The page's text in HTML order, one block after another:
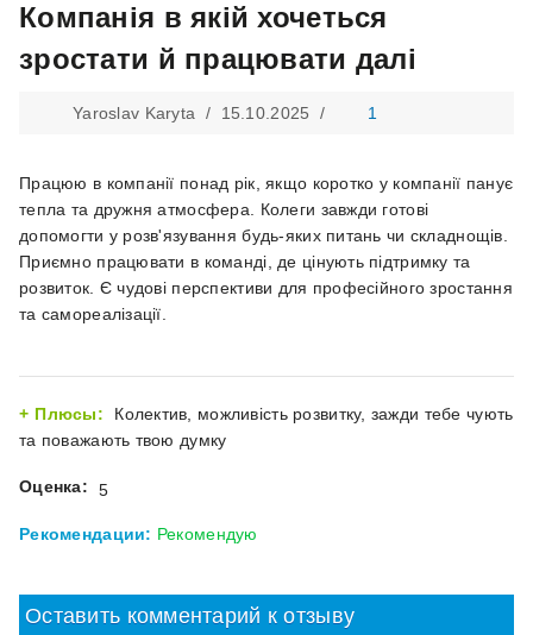
Компанія в якій хочеться
зростати й працювати далі
Yaroslav Karyta / 15.10.2025 / 1
Працюю в компанії понад рік, якщо коротко у компанії панує
тепла та дружня атмосфера. Колеги завжди готові
допомогти у розв'язування будь-яких питань чи складнощів.
Приємно працювати в команді, де цінують підтримку та
розвиток. Є чудові перспективи для професійного зростання
та самореалізації.
Плюсы:
Колектив, можливість розвитку, зажди тебе чують
та поважають твою думку
Оценка: 5
Рекомендации: Рекомендую
Оставить комментарий к отзыву